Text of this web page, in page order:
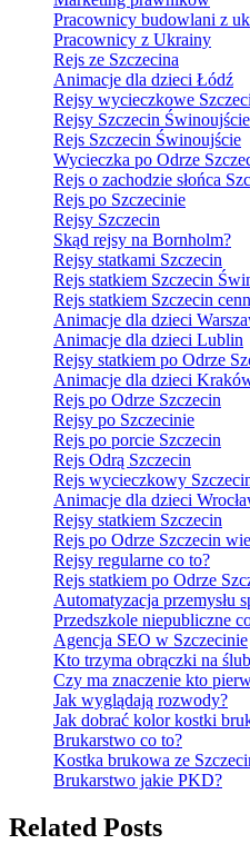
Pracownicy budowlani z
Pracownicy z Ukrainy
Rejs ze Szczecina
Animacje dla dzieci Łódź
Rejsy wycieczkowe
Rejsy Szczecin Świnoujście
Rejs Szczecin Świnoujście
Wycieczka po Odrze
Rejs o zachodzie słońca
Rejs po Szczecinie
Rejsy Szczecin
Skąd rejsy na Bornholm?
Rejsy statkami Szczecin
Rejs statkiem Szczecin
Rejs statkiem Szczecin
Animacje dla dzieci
Animacje dla dzieci Lublin
Rejsy statkiem po Odrze
Animacje dla dzieci
Rejs po Odrze Szczecin
Rejsy po Szczecinie
Rejs po porcie Szczecin
Rejs Odrą Szczecin
Rejs wycieczkowy
Animacje dla dzieci
Rejsy statkiem Szczecin
Rejs po Odrze Szczecin
Rejsy regularne co to?
Rejs statkiem po Odrze
Automatyzacja przemysłu
Przedszkole niepubliczne
Agencja SEO w Szczecinie
Kto trzyma obrączki na
Czy ma znaczenie kto
Jak wyglądają rozwody?
Jak dobrać kolor kostki
Brukarstwo co to?
Kostka brukowa ze
Brukarstwo jakie PKD?
Related Posts